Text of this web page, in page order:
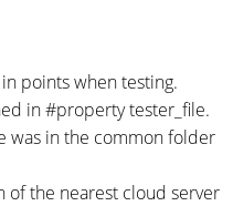
points when testing.
in #property tester_file.
was in the common folder
of the nearest cloud server